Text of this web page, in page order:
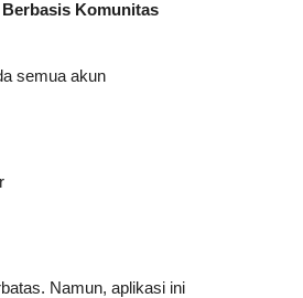
Komunitas
semua akun
Namun, aplikasi ini